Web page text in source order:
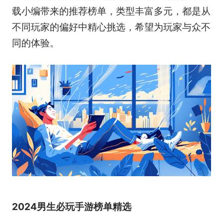
载小编带来的推荐榜单，类型丰富多元，都是从
不同玩家的偏好中精心挑选，希望为玩家与众不
同的体验。
2024男生必玩手游榜单精选